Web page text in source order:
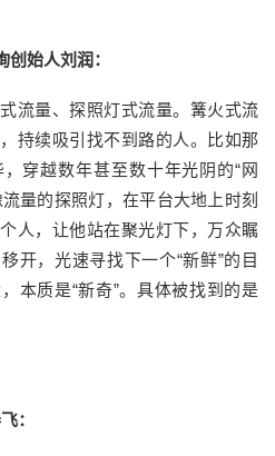
始人刘润：
流量、探照灯式流量。篝火式流
持续吸引找不到路的人。比如那
穿越数年甚至数十年光阴的“网
量的探照灯，在平台大地上时刻
人，让他站在聚光灯下，万众瞩
开，光速寻找下一个“新鲜”的目
本质是“新奇”。具体被找到的是
：